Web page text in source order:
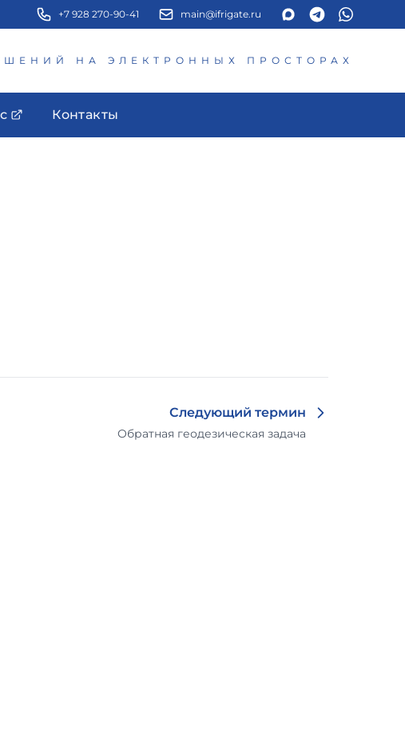
+7 928 270-90-41 main@ifrigate.ru
НА ЭЛЕКТРОННЫХ ПРОСТОРАХ
Контакты
Следующий термин
Обратная геодезическая задача